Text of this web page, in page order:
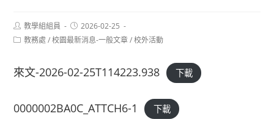
Post
author:
教學組組員
Post
published:
2026-02-25
Post教務處 / 校園最新消息-一般文章 / 校外活動
來文-2026-02-25T114223.938 下載
0000002BA0C_ATTCH6-1 下載